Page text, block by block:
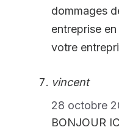
dommages
entreprise
votre
vincent
28 octobre
BONJOUR